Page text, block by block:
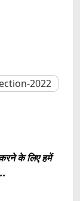
2022
के लिए हमें